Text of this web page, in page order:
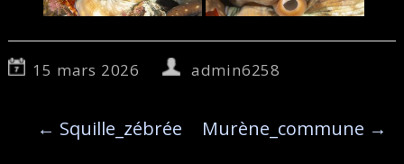
15 mars 2026 admin6258
← Squille_zébrée Murène_commune →